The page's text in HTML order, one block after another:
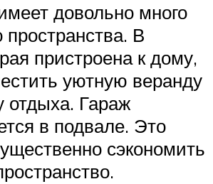
довольно много
пространства. В
пристроена к дому,
уютную веранду
отдыха. Гараж
в подвале. Это
сэкономить